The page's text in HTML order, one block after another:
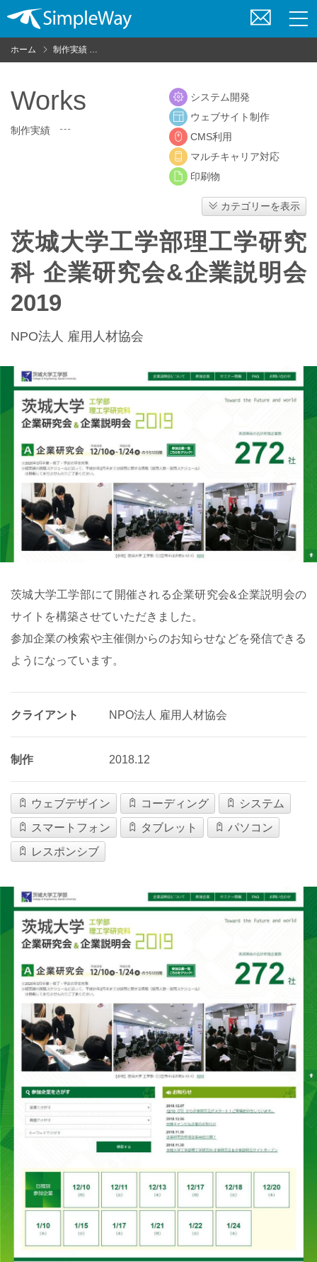
お
問
い
ホーム 制作実績
Works
制作実績
システム開発
ウェブサイト制作
CMS利用
マルチキャリア対応
印刷物
カテゴリーを表示
茨城大学工学部理工学研究
科 企業研究会&企業説明会
2019
NPO法人 雇用人材協会
茨城大学工学部にて開催される企業研究会&企業説明会の
サイトを構築させていただきました。
参加企業の検索や主催側からのお知らせなどを発信できる
ようになっています。
クライアント NPO法人 雇用人材協会
制作 2018.12
ウェブデザイン コーディング
システム
スマートフォン
タブレット
パソコン
レスポンシブ